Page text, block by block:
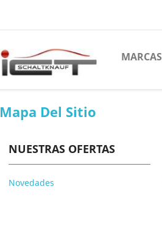
MARCAS
Mapa Del Sitio
NUESTRAS OFERTAS
Novedades